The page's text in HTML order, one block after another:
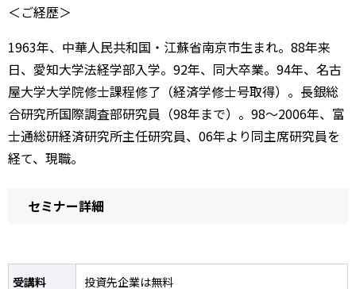
＜ご経歴＞
1963年、中華人民共和国・江蘇省南京市生まれ。88年来
日、愛知大学法経学部入学。92年、同大卒業。94年、名古
屋大学大学院修士課程修了（経済学修士号取得）。長銀総
合研究所国際調査部研究員（98年まで）。98～2006年、富
士通総研経済研究所主任研究員、06年より同主席研究員を
経て、現職。
セミナー詳細
受講料 投資先企業は無料